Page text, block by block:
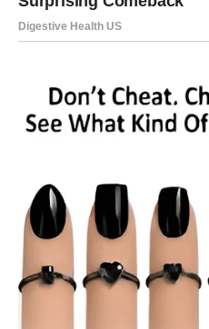
porodicu, dom, prijatelje ili
vraća veru u ljubav.
Ljubav – srce dobija
Ako je Rak u vezi, u
rešava se razgovorom. Ako
Slobodni Rak može doživeti
zato što je savršen, nego
prepoznaje mir. I to je ono
toplinu, osećaj „kod kuće“.